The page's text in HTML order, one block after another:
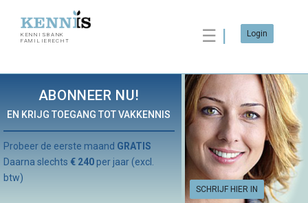
KENNISBANK
FAMILIERECHT
☰ Login
ABONNEER NU!
EN KRIJG TOEGANG TOT VAKKENNIS
SCHRIJF HIER IN
Probeer de eerste maand GRATIS
Daarna slechts € 240 per jaar (excl.
btw)